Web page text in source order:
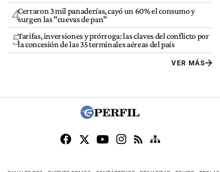
4Cerraron 3 mil panaderías, cayó un 60% el consumo y
surgen las "cuevas de pan"
5Tarifas, inversiones y prórroga: las claves del conflicto por
la concesión de las 35 terminales aéreas del país
VER MÁS